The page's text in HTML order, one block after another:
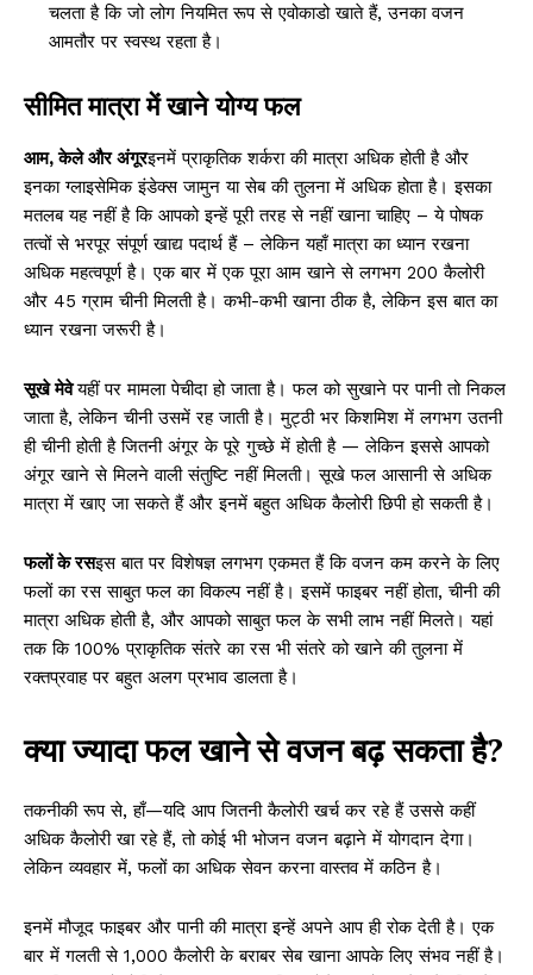
चलता है कि जो लोग नियमित रूप से एवोकाडो खाते हैं, उनका वजन
आमतौर पर स्वस्थ रहता है।
सीमित मात्रा में खाने योग्य फल
आम, केले और अंगूरइनमें प्राकृतिक शर्करा की मात्रा अधिक होती है और
इनका ग्लाइसेमिक इंडेक्स जामुन या सेब की तुलना में अधिक होता है। इसका
मतलब यह नहीं है कि आपको इन्हें पूरी तरह से नहीं खाना चाहिए – ये पोषक
तत्वों से भरपूर संपूर्ण खाद्य पदार्थ हैं – लेकिन यहाँ मात्रा का ध्यान रखना
अधिक महत्वपूर्ण है। एक बार में एक पूरा आम खाने से लगभग 200 कैलोरी
और 45 ग्राम चीनी मिलती है। कभी-कभी खाना ठीक है, लेकिन इस बात का
ध्यान रखना जरूरी है।
सूखे मेवेयहीं पर मामला पेचीदा हो जाता है। फल को सुखाने पर पानी तो निकल
जाता है, लेकिन चीनी उसमें रह जाती है। मुट्ठी भर किशमिश में लगभग उतनी
ही चीनी होती है जितनी अंगूर के पूरे गुच्छे में होती है — लेकिन इससे आपको
अंगूर खाने से मिलने वाली संतुष्टि नहीं मिलती। सूखे फल आसानी से अधिक
मात्रा में खाए जा सकते हैं और इनमें बहुत अधिक कैलोरी छिपी हो सकती है।
फलों के रसइस बात पर विशेषज्ञ लगभग एकमत हैं कि वजन कम करने के लिए
फलों का रस साबुत फल का विकल्प नहीं है। इसमें फाइबर नहीं होता, चीनी की
मात्रा अधिक होती है, और आपको साबुत फल के सभी लाभ नहीं मिलते। यहां
तक ​​कि 100% प्राकृतिक संतरे का रस भी संतरे को खाने की तुलना में
रक्तप्रवाह पर बहुत अलग प्रभाव डालता है।
क्या ज्यादा फल खाने से वजन बढ़ सकता है?
तकनीकी रूप से, हाँ—यदि आप जितनी कैलोरी खर्च कर रहे हैं उससे कहीं
अधिक कैलोरी खा रहे हैं, तो कोई भी भोजन वजन बढ़ाने में योगदान देगा।
लेकिन व्यवहार में, फलों का अधिक सेवन करना वास्तव में कठिन है।
इनमें मौजूद फाइबर और पानी की मात्रा इन्हें अपने आप ही रोक देती है। एक
बार में गलती से 1,000 कैलोरी के बराबर सेब खाना आपके लिए संभव नहीं है।